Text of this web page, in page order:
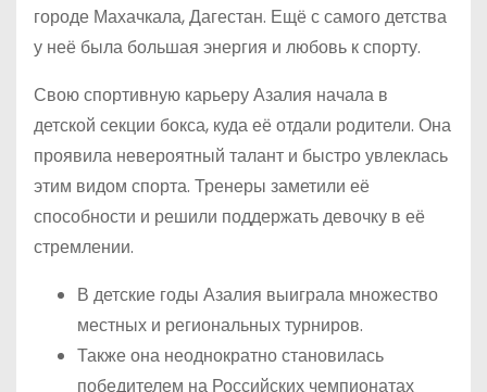
городе Махачкала, Дагестан. Ещё с самого детства
у неё была большая энергия и любовь к спорту.
Свою спортивную карьеру Азалия начала в
детской секции бокса, куда её отдали родители. Она
проявила невероятный талант и быстро увлеклась
этим видом спорта. Тренеры заметили её
способности и решили поддержать девочку в её
стремлении.
В детские годы Азалия выиграла множество
местных и региональных турниров.
Также она неоднократно становилась
победителем на Российских чемпионатах